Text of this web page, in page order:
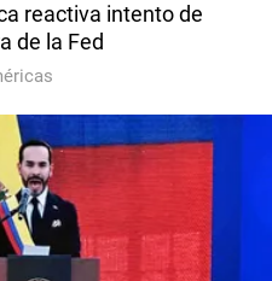
reactiva intento de
de la Fed